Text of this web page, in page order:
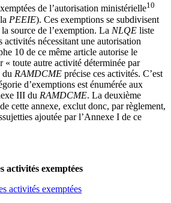
de l’autorisation ministérielle10
PEEIE). Ces exemptions se subdivisent
source de l’exemption. La NLQE liste
activités nécessitant une autorisation
10 de ce même article autorise le
« toute autre activité déterminée par
du RAMDCME précise ces activités. C’est
d’exemptions est énumérée aux
III du RAMDCME. La deuxième
cette annexe, exclut donc, par règlement,
ajoutée par l’Annexe I de ce
activités exemptées